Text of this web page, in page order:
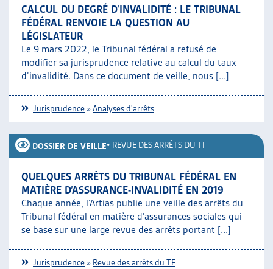
CALCUL DU DEGRÉ D’INVALIDITÉ : LE TRIBUNAL
FÉDÉRAL RENVOIE LA QUESTION AU
LÉGISLATEUR
Le 9 mars 2022, le Tribunal fédéral a refusé de
modifier sa jurisprudence relative au calcul du taux
d’invalidité. Dans ce document de veille, nous [...]
Jurisprudence »Analyses d'arrêts
DOSSIER DE VEILLE• REVUE DES ARRÊTS DU TF
QUELQUES ARRÊTS DU TRIBUNAL FÉDÉRAL EN
MATIÈRE D’ASSURANCE-INVALIDITÉ EN 2019
Chaque année, l’Artias publie une veille des arrêts du
Tribunal fédéral en matière d’assurances sociales qui
se base sur une large revue des arrêts portant [...]
Jurisprudence » Revue des arrêts du TF